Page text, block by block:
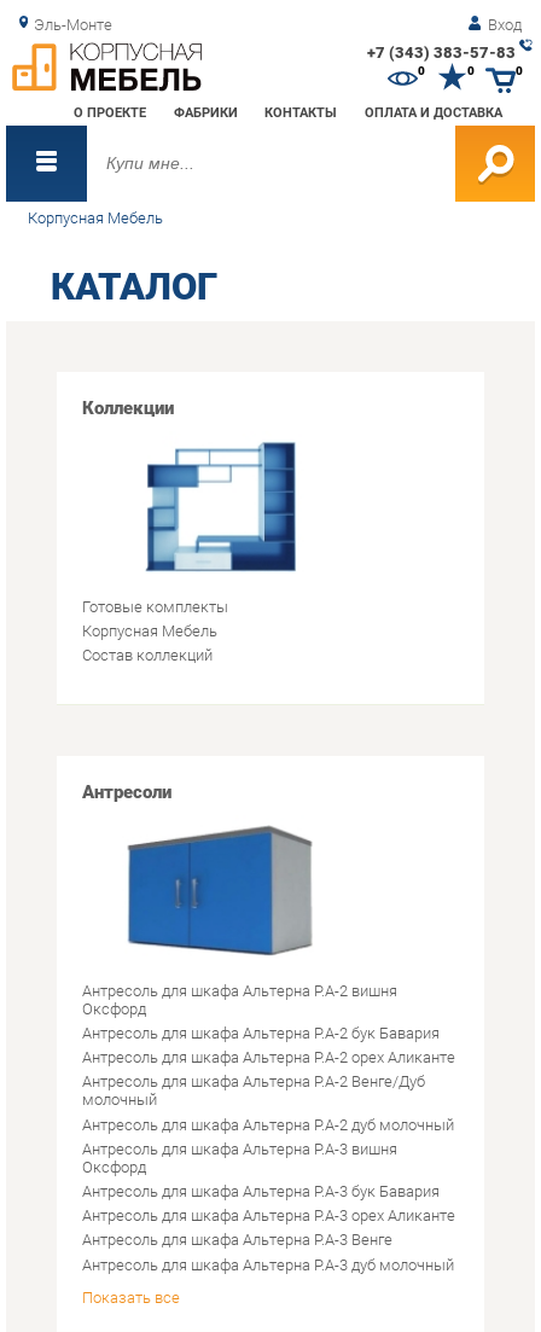
Эль-Монте Вход
+7 (343) 383-57-83
О ПРОЕКТЕ ФАБРИКИ КОНТАКТЫ ОПЛАТА И ДОСТАВКА
0 0
Корпусная Мебель
КАТАЛОГ
Корпусная Мебель
Состав коллекций
Антресоль для шкафа Альтерна Р.А-2 вишня
Антресоль для шкафа Альтерна Р.А-2 бук Бавария
Антресоль для шкафа Альтерна Р.А-2 орех Аликанте
Антресоль для шкафа Альтерна Р.А-2 Венге/Дуб
молочный
Антресоль для шкафа Альтерна Р.А-2 дуб молочный
Антресоль для шкафа Альтерна Р.А-3 вишня
Оксфорд
Антресоль для шкафа Альтерна Р.А-3 бук Бавария
Антресоль для шкафа Альтерна Р.А-3 орех Аликанте
Антресоль для шкафа Альтерна Р.А-3 Венге
Антресоль для шкафа Альтерна Р.А-3 дуб молочный
Показать все